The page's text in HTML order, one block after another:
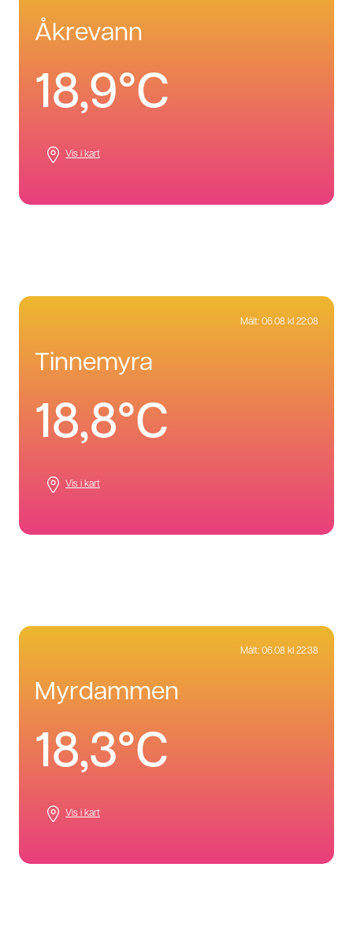
åkrevann
18,9°C
Vis i kart
Målt: 06.08 kl 22:08
tinnemyra
18,8°C
Vis i kart
Målt: 06.08 kl 22:38
myrdammen
18,3°C
Vis i kart